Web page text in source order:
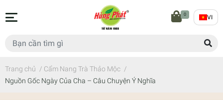
0 VI
Trang chủ / Cẩm Nang Trà Thảo Mộc /
Nguồn Gốc Ngày Của Cha – Câu Chuyện Ý Nghĩa